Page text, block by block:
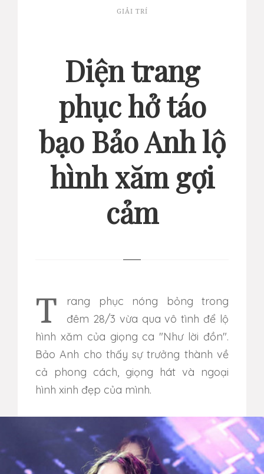
GIẢI TRÍ
Diện trang
phục hở táo
bạo Bảo Anh lộ
hình xăm gợi
cảm
Trang phục nóng bỏng trong
đêm 28/3 vừa qua vô tình để lộ
hình xăm của giọng ca "Như lời đồn".
Bảo Anh cho thấy sự trưởng thành về
cả phong cách, giọng hát và ngoại
hình xinh đẹp của mình.